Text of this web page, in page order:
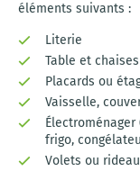
éléments suivants :
Literie
Table et chaises
Placards ou
Vaisselle,
frigo,
Volets ou